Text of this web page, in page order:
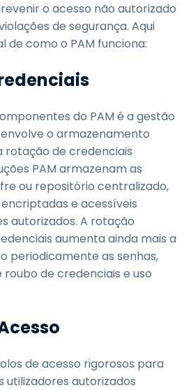
o acesso não autorizado
de segurança. Aqui
de como o PAM funciona:
do PAM é a gestão
o armazenamento
rotação de credenciais
PAM armazenam as
ou repositório centralizado,
e acessíveis
autorizados. A rotação
aumenta ainda mais a
periodicamente as senhas,
roubo de credenciais e uso
de acesso rigorosos para
utilizadores autorizados